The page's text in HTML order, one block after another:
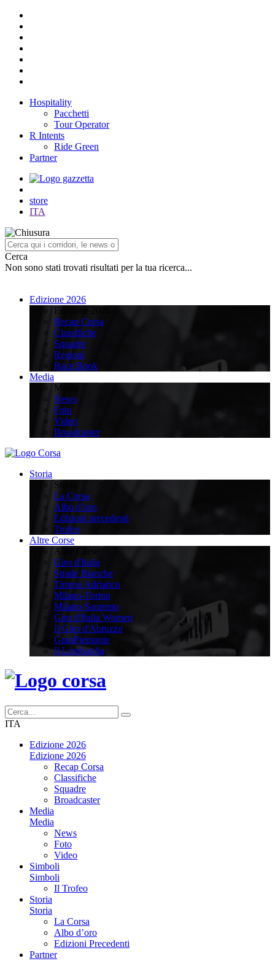
Hospitality
Pacchetti
Tour Operator
R Intents
Ride Green
Partner
store
ITA
Cerca
Non sono stati trovati risultati per la tua ricerca...
Edizione 2026
Edizione 2026
Recap Corsa
Classifiche
Squadre
Regioni
Race Book
Media
Media
News
Foto
Video
Broadcaster
Storia
Storia
La Corsa
Albo d’oro
Edizioni precedenti
Trofeo
Altre Corse
Altre Corse
Giro d'Italia
Strade Bianche
Tirreno Adriatico
Milano-Torino
Milano-Sanremo
Giro d'Italia Women
Il Giro d'Abruzzo
GranPiemonte
Il Lombardia
ITA
Edizione 2026
Edizione 2026
Recap Corsa
Classifiche
Squadre
Broadcaster
Media
Media
News
Foto
Video
Simboli
Simboli
Il Trofeo
Storia
Storia
La Corsa
Albo d’oro
Edizioni Precedenti
Partner